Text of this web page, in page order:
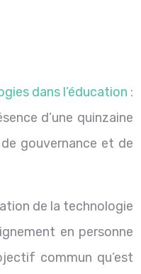
dans l’éducation :
d’une quinzaine
gouvernance et de
de la technologie
en personne
commun qu’est